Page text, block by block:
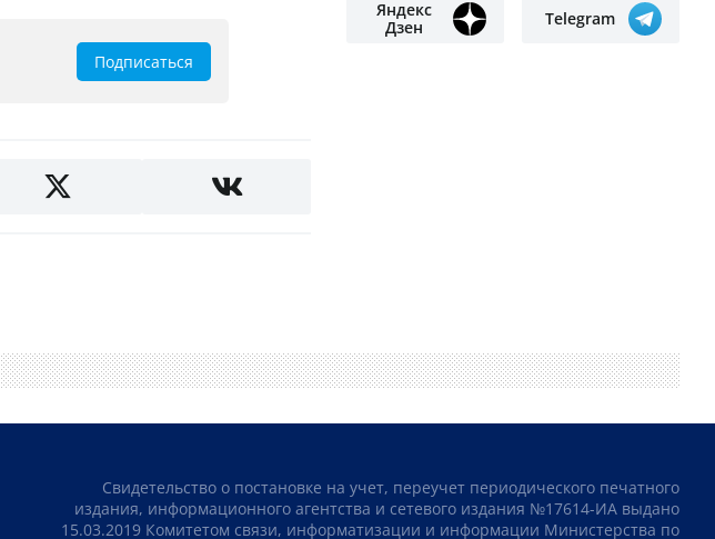
Подписаться
Яндекс
Дзен
Telegram
Свидетельство о постановке на учет, переучет периодического печатного
издания, информационного агентства и сетевого издания №17614-ИА выдано
15.03.2019 Комитетом связи, информатизации и информации Министерства по